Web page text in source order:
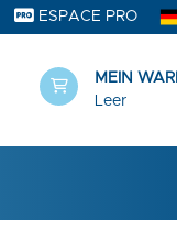
ESPACE PRO
MEIN
Leer